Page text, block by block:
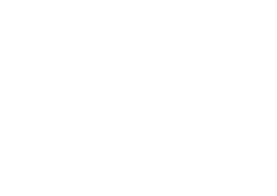
ZeLo